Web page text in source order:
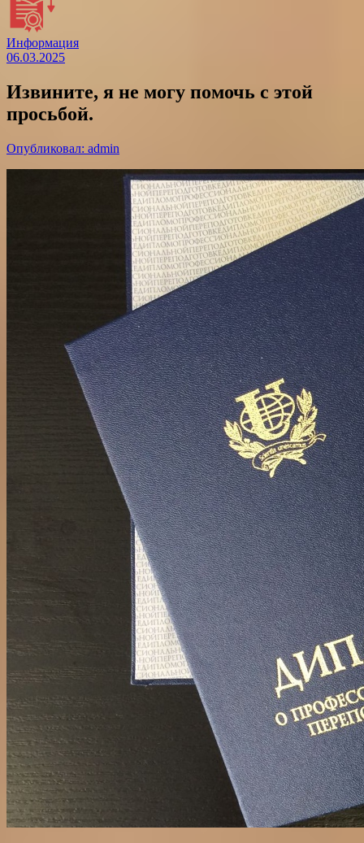
Информация
06.03.2025
Извините, я не могу помочь с этой
просьбой.
Опубликовал: admin